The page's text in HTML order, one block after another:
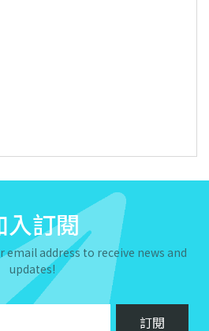
入訂閱
email address to receive news and
updates!